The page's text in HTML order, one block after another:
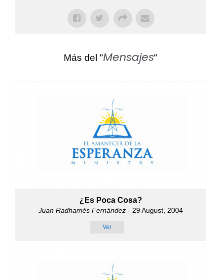
Más del "Mensajes"
¿Es Poca Cosa?
Juan Radhamés Fernández- 29 August, 2004
Ver